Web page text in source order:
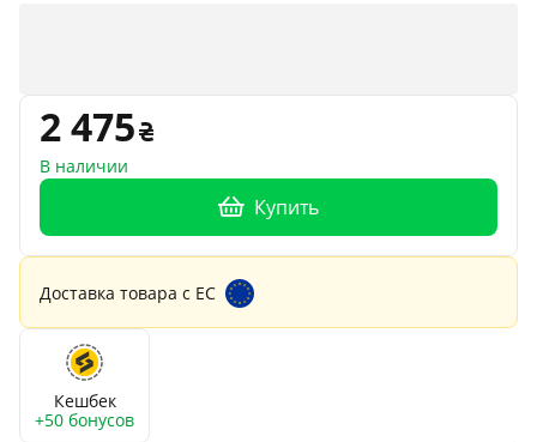
2 475
В наличии
Купить
Доставка товара с ЕС
Кешбек
+50 бонусов